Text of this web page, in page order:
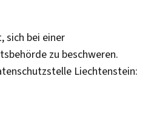
sich bei einer
zu beschweren.
Liechtenstein: